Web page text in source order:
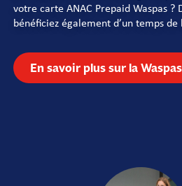
votre carte ANAC Prepaid Waspas ?
bénéficiez également d’un temps
En savoir plus sur la Waspas